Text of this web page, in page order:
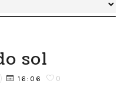
sol
16:06 0